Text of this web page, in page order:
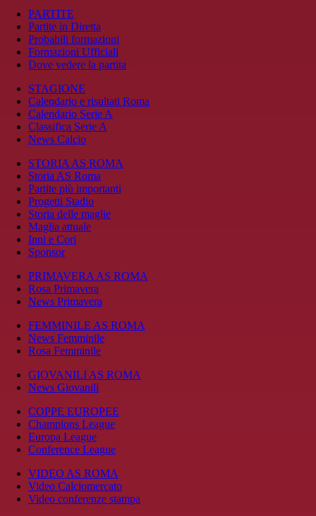
PARTITE
Partite in Diretta
Probabili formazioni
Formazioni Ufficiali
Dove vedere la partita
STAGIONE
Calendario e risultati Roma
Calendario Serie A
Classifica Serie A
News Calcio
STORIA AS ROMA
Storia AS Roma
Partite più importanti
Progetti Stadio
Storia delle maglie
Maglia attuale
Inni e Cori
Sponsor
PRIMAVERA AS ROMA
Rosa Primavera
News Primavera
FEMMINILE AS ROMA
News Femminile
Rosa Femminile
GIOVANILI AS ROMA
News Giovanili
COPPE EUROPEE
Champions League
Europa League
Conference League
VIDEO AS ROMA
Video Calciomercato
Video conferenze stampa